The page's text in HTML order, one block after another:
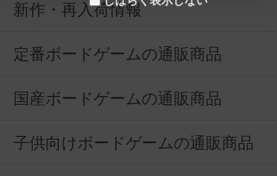
新作・再入荷情報
定番ボードゲームの通販商品
国産ボードゲームの通販商品
子供向けボードゲームの通販商品